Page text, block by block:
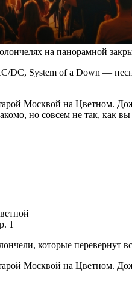
на панорамной
DC, System of a Down —
Москвой на Цветном.
но совсем не так, как
1
которые перевернут
Москвой на Цветном.